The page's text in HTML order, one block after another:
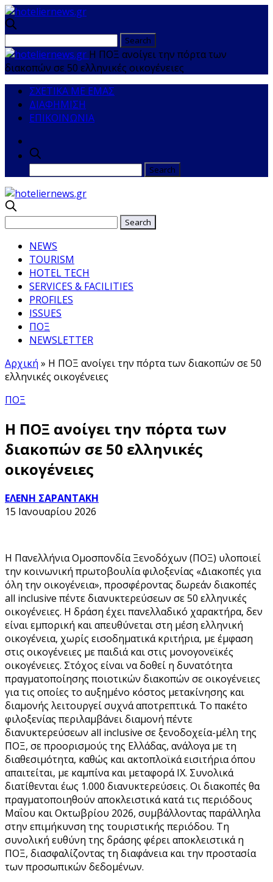
Η ΠΟΞ ανοίγει την πόρτα των
διακοπών σε 50 ελληνικές οικογένειες
ΣΧΕΤΙΚΑ ΜΕ ΕΜΑΣ
ΔΙΑΦΗΜΙΣΗ
ΕΠΙΚΟΙΝΩΝΙΑ
NEWS
TOURISM
HOTEL TECH
SERVICES & FACILITIES
PROFILES
ISSUES
ΠΟΞ
NEWSLETTER
Αρχική » Η ΠΟΞ ανοίγει την πόρτα των διακοπών σε 50
ελληνικές οικογένειες
ΠΟΞ
Η ΠΟΞ ανοίγει την πόρτα των
διακοπών σε 50 ελληνικές
οικογένειες
ΕΛΕΝΗ ΣΑΡΑΝΤΑΚΗ
15 Ιανουαρίου 2026
Η Πανελλήνια Ομοσπονδία Ξενοδόχων (ΠΟΞ) υλοποιεί
την κοινωνική πρωτοβουλία φιλοξενίας «Διακοπές για
όλη την οικογένεια», προσφέροντας δωρεάν διακοπές
all inclusive πέντε διανυκτερεύσεων σε 50 ελληνικές
οικογένειες. Η δράση έχει πανελλαδικό χαρακτήρα, δεν
είναι εμπορική και απευθύνεται στη μέση ελληνική
οικογένεια, χωρίς εισοδηματικά κριτήρια, με έμφαση
στις οικογένειες με παιδιά και στις μονογονεϊκές
οικογένειες. Στόχος είναι να δοθεί η δυνατότητα
πραγματοποίησης ποιοτικών διακοπών σε οικογένειες
για τις οποίες το αυξημένο κόστος μετακίνησης και
διαμονής λειτουργεί συχνά αποτρεπτικά. Το πακέτο
φιλοξενίας περιλαμβάνει διαμονή πέντε
διανυκτερεύσεων all inclusive σε ξενοδοχεία-μέλη της
ΠΟΞ, σε προορισμούς της Ελλάδας, ανάλογα με τη
διαθεσιμότητα, καθώς και ακτοπλοϊκά εισιτήρια όπου
απαιτείται, με καμπίνα και μεταφορά ΙΧ. Συνολικά
διατίθενται έως 1.000 διανυκτερεύσεις. Οι διακοπές θα
πραγματοποιηθούν αποκλειστικά κατά τις περιόδους
Μαΐου και Οκτωβρίου 2026, συμβάλλοντας παράλληλα
στην επιμήκυνση της τουριστικής περιόδου. Τη
συνολική ευθύνη της δράσης φέρει αποκλειστικά η
ΠΟΞ, διασφαλίζοντας τη διαφάνεια και την προστασία
των προσωπικών δεδομένων.